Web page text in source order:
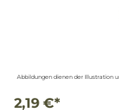
Abbildungen dienen der Illustration
2,19 €*